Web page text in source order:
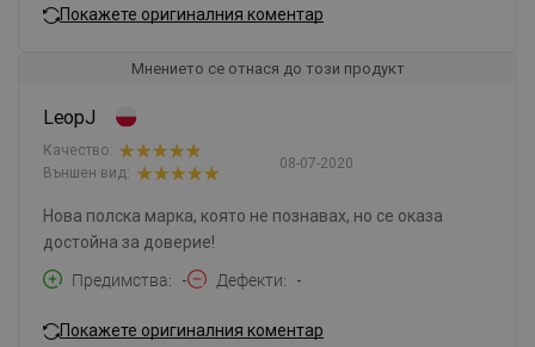
Покажете оригиналния коментар
Мнението се отнася до този продукт
LeopJ
08-07-2020
Качество:
Външен вид:
Нова полска марка, която не познавах, но се оказа
достойна за доверие!
Предимства
- Дефекти -
Покажете оригиналния коментар